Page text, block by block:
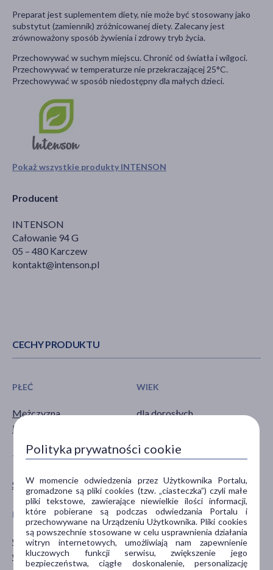
Pokaż wszystkie produkty INTENSON
Producent
INTENSON
Całowanie 94 G
05 – 480 Karczew
kontakt@intenson.pl
Preparat jest suplementem diety, nie może być stosowany jako
substytut (zamiennik) zróżnicowanej diety. Zalecany jest
zrównoważony sposób żywienia i zdrowy tryb życia.
Przechowywać w suchym miejscu. Chronić od światła i wilgoci.
Przechowywać w temperaturze nie przekraczającej 25°C.
Przechowywać w sposób niedostępny dla małych dzieci.
CECHY PRODUKTU
PŁEĆ
Mężczyzna
Kobieta
WIEK
dla dorosłych
TYP PRODUKTU
Suplement diety
POSTAĆ
tabletka
DZIAŁANIE/WŁAŚCIWOŚCI
wspomagające
wzmacniające
PROBLEM
trawienie
Polityka prywatności cookie
W momencie odwiedzenia przez Użytkownika Portalu,
gromadzone są pliki cookies (tzw. „ciasteczka”) czyli małe
pliki tekstowe, zawierające niewielkie ilości informacji,
które pobierane są podczas odwiedzania Portalu i
przechowywane na Urządzeniu Użytkownika. Pliki cookies
są powszechnie stosowane w celu usprawnienia działania
witryn internetowych, umożliwiają nam zapewnienie
kluczowych funkcji serwisu, zwiększenie jego
bezpieczeństwa, ciągłe doskonalenie, personalizację